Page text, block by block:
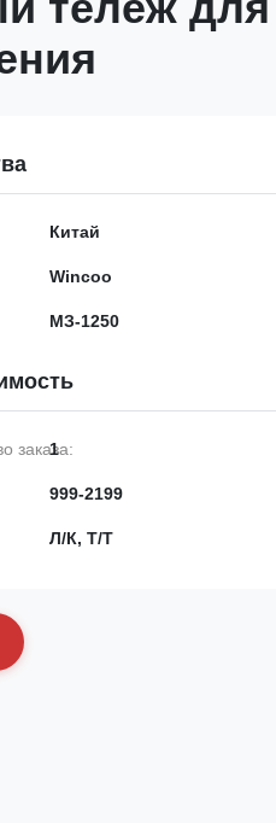
Китай
Wincoo
МЗ-1250
заказа:
1
999-2199
Л/К, Т/Т